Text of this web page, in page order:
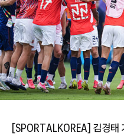
[SPORTALKOREA] 김경태